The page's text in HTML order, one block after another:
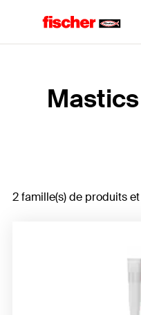
2 famille(s) de produits